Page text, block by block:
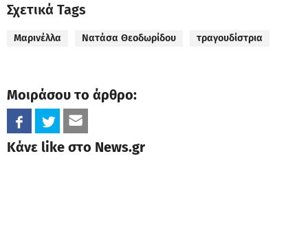
Σχετικά Tags
Μαρινέλλα Νατάσα Θεοδωρίδου τραγουδίστρια
Μοιράσου το άρθρο:
Κάνε like στο News.gr